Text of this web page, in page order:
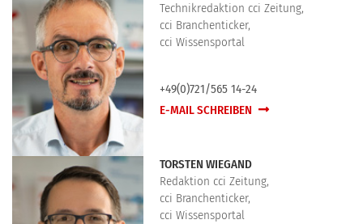
Technikredaktion cci Zeitung,
cci Branchenticker,
cci Wissensportal
+49(0)721/565 14-24
E-MAIL SCHREIBEN
TORSTEN WIEGAND
Redaktion cci Zeitung,
cci Branchenticker,
cci Wissensportal